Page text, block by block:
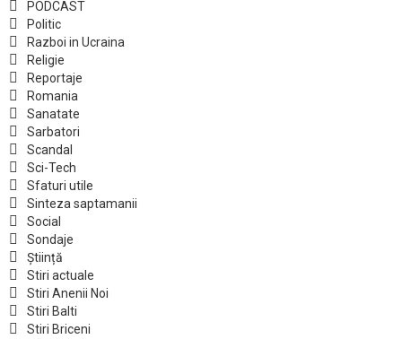
PODCAST
Politic
Razboi in Ucraina
Religie
Reportaje
Romania
Sanatate
Sarbatori
Scandal
Sci-Tech
Sfaturi utile
Sinteza saptamanii
Social
Sondaje
Știință
Stiri actuale
Stiri Anenii Noi
Stiri Balti
Stiri Briceni